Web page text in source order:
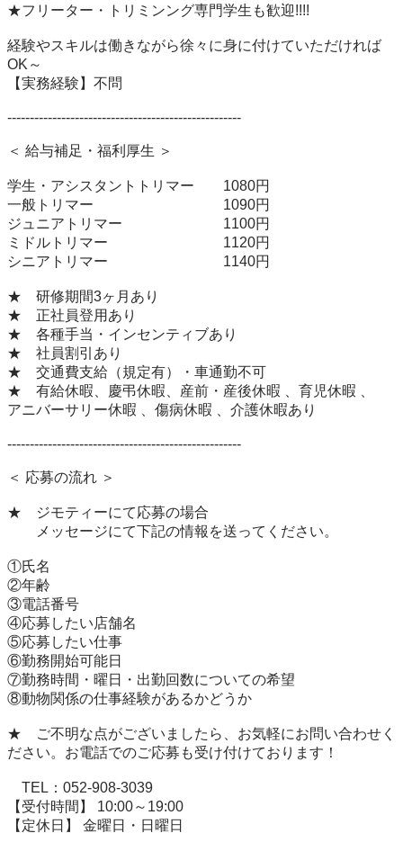
★フリーター・トリミンング専門学生も歓迎!!!!
経験やスキルは働きながら徐々に身に付けていただければ
OK～
【実務経験】不問
----------------------------------------------------
＜ 給与補足・福利厚生 ＞
学生・アシスタントトリマー　　1080円
一般トリマー　　　　　　　　　1090円
ジュニアトリマー　　　　　　　1100円
ミドルトリマー　　　　　　　　1120円
シニアトリマー　　　　　　　　1140円
★　研修期間3ヶ月あり
★　正社員登用あり
★　各種手当・インセンティブあり
★　社員割引あり
★　交通費支給（規定有）・車通勤不可
★　有給休暇、慶弔休暇、産前・産後休暇 、育児休暇 、
アニバーサリー休暇 、傷病休暇 、介護休暇あり
----------------------------------------------------
＜ 応募の流れ ＞
★　ジモティーにて応募の場合
メッセージにて下記の情報を送ってください。
①氏名
②年齢
③電話番号
④応募したい店舗名
⑤応募したい仕事
⑥勤務開始可能日
⑦勤務時間・曜日・出勤回数についての希望
⑧動物関係の仕事経験があるかどうか
★　ご不明な点がございましたら、お気軽にお問い合わせく
ださい。お電話でのご応募も受け付けております！
TEL：052-908-3039
【受付時間】 10:00～19:00
【定休日】 金曜日・日曜日